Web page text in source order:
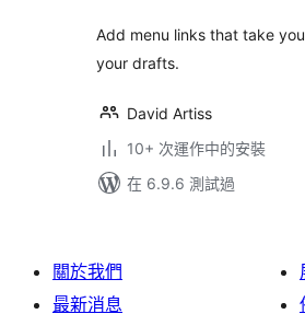
Add menu links that take
your drafts.
David Artiss
10+ 次運作中的安裝
在 6.9.6 測試過
關於我們
最新消息